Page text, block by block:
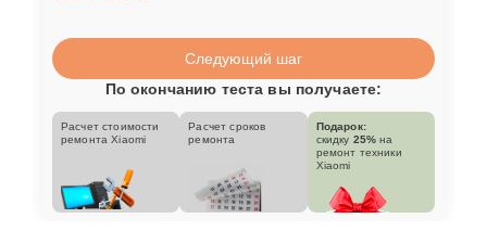
Следующий шаг
По окончанию теста вы получаете:
Расчет стоимости
ремонта Xiaomi
Расчет сроков
ремонта
Подарок:
скидку 25% на
ремонт техники
Xiaomi